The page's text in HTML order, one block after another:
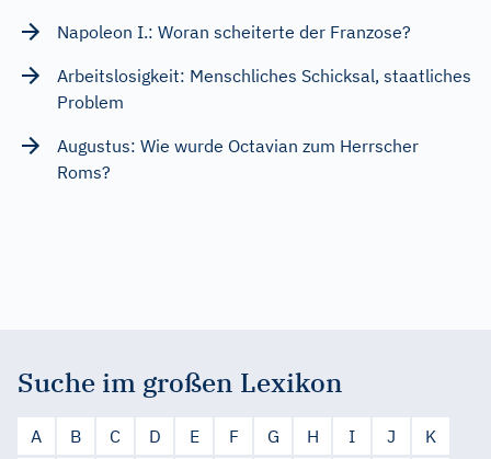
Napoleon I.: Woran scheiterte der Franzose?
Arbeitslosigkeit: Menschliches Schicksal, staatliches
Problem
Augustus: Wie wurde Octavian zum Herrscher
Roms?
Suche im großen Lexikon
A B C D E F G H I J
K